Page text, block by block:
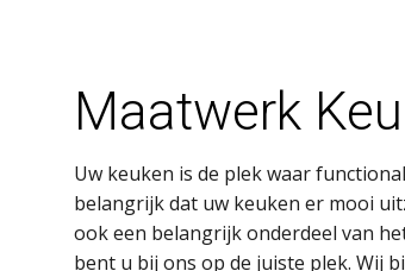
Maatwerk
Uw keuken is de plek waar
belangrijk dat uw keuken er mooi
ook een belangrijk onderdeel van
bent u bij ons op de juiste plek. Wij